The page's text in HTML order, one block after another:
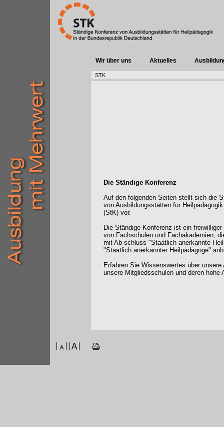
Wir über uns Aktuelles
STK
Die Ständige Konferenz
Auf den folgenden Seiten stellt sich die
von Ausbildungsstätten für
(StK) vor.
Die Ständige Konferenz ist ein
von Fachschulen und Fachakademien,
mit Ab-schluss "Staatlich anerkannte
"Staatlich anerkannter Heilpädagoge"
Erfahren Sie Wissenswertes über
unsere Mitgliedsschulen und deren hohe